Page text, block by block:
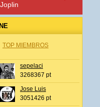
TOP MIEMBROS
sepelaci
3268367 pt
Jose Luis
3051426 pt